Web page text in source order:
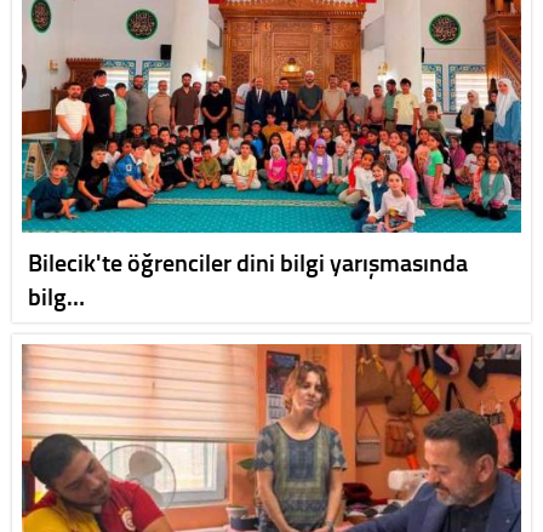
Bilecik'te öğrenciler dini bilgi yarışmasında
bilg…